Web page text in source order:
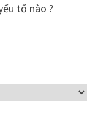
tố nào ?